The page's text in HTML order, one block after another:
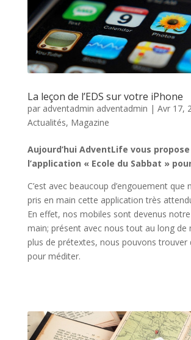
La leçon de l’EDS sur votre iPhone
par adventadmin adventadmin | Avr 17,
Actualités, Magazine
Aujourd’hui AdventLife vous
l’application « Ecole du Sabbat »
C’est avec beaucoup d’engouement que
pris en main cette application très
En effet, nos mobiles sont devenus
main; présent avec nous tout au long de
plus de prétextes, nous pouvons trouver
pour méditer.